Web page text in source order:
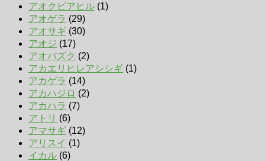
アオクビアヒル (1)
アオゲラ (29)
アオサギ (30)
アオジ (17)
アオバズク (2)
アカエリヒレアシシギ (1)
アカゲラ (14)
アカハジロ (2)
アカハラ (7)
アトリ (6)
アマサギ (12)
アリスイ (1)
イカル (6)